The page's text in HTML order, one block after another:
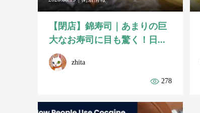
【閉店】錦寿司｜あまりの巨
大なお寿司に目も驚く！日...
zhita
278